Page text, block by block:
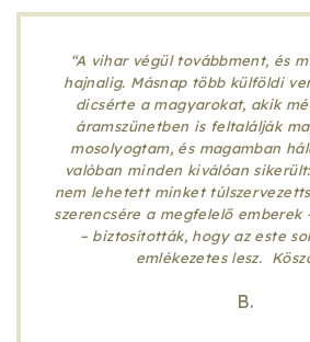
“A vihar végül továbbment, és
hajnalig. Másnap több külföldi
dicsérte a magyarokat, akik
áramszünetben is feltalálják
mosolyogtam, és magamban
valóban minden kiválóan
nem lehetett minket
szerencsére a megfelelő emberek
– biztosították, hogy az este
emlékezetes lesz.
B.